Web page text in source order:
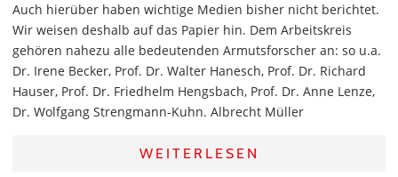
Auch hierüber haben wichtige Medien bisher nicht berichtet.
Wir weisen deshalb auf das Papier hin. Dem Arbeitskreis
gehören nahezu alle bedeutenden Armutsforscher an: so u.a.
Dr. Irene Becker, Prof. Dr. Walter Hanesch, Prof. Dr. Richard
Hauser, Prof. Dr. Friedhelm Hengsbach, Prof. Dr. Anne Lenze,
Dr. Wolfgang Strengmann-Kuhn. Albrecht Müller
WEITERLESEN